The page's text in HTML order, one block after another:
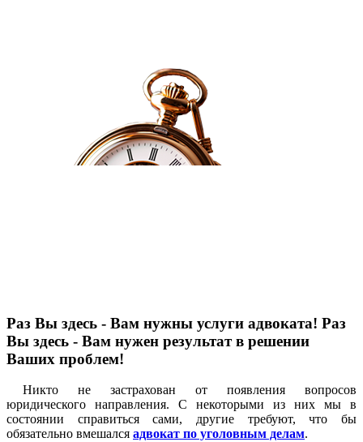
Раз Вы здесь - Вам нужны услуги адвоката! Раз
Вы здесь - Вам нужен результат в решении
Ваших проблем!
Никто не застрахован от появления вопросов
юридического направления. С некоторыми из них мы в
состоянии справиться сами, другие требуют, что бы
обязательно вмешался адвокат по уголовным делам.